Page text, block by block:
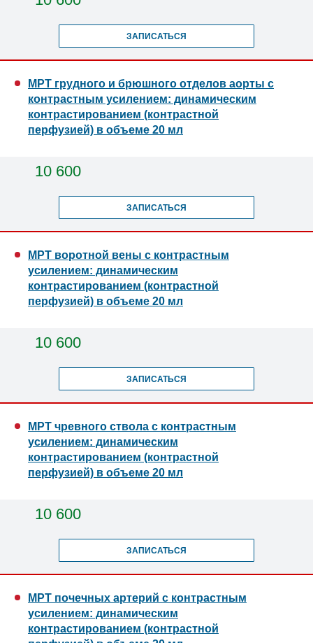
ЗАПИСАТЬСЯ
МРТ грудного и брюшного отделов аорты с
контрастным усилением: динамическим
контрастированием (контрастной
перфузией) в объеме 20 мл
10 600
ЗАПИСАТЬСЯ
МРТ воротной вены с контрастным
усилением: динамическим
контрастированием (контрастной
перфузией) в объеме 20 мл
10 600
ЗАПИСАТЬСЯ
МРТ чревного ствола с контрастным
усилением: динамическим
контрастированием (контрастной
перфузией) в объеме 20 мл
10 600
ЗАПИСАТЬСЯ
МРТ почечных артерий с контрастным
усилением: динамическим
контрастированием (контрастной